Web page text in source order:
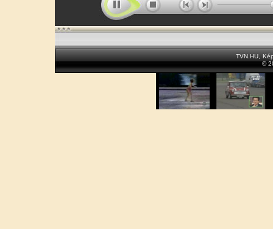
TVN.HU
©